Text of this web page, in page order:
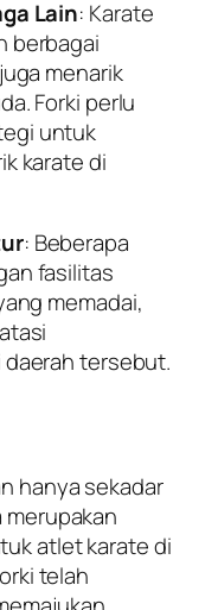
Lain: Karate
berbagai
menarik
Forki perlu
untuk
karate di
: Beberapa
fasilitas
memadai,
tersebut.
hanya sekadar
atlet karate di
telah